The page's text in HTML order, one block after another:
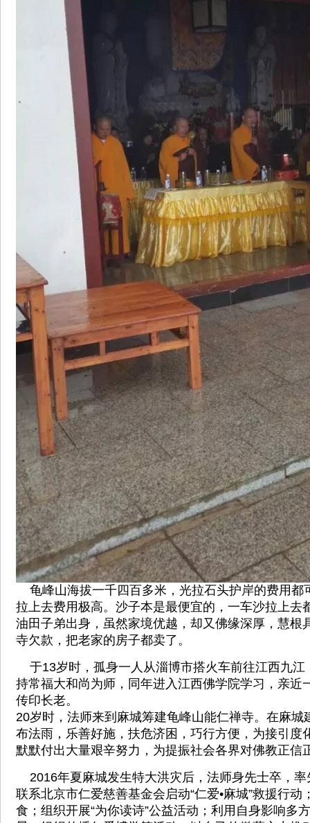
龟峰山海拔一千四百多米，光拉石头护岸的费用都
拉上去费用极高。沙子本是最便宜的，一车沙拉上去
油田子弟出身，虽然家境优越，却又佛缘深厚，慧根
寺欠款，把老家的房子都卖了。
于13岁时，孤身一人从淄博市搭火车前往江西九江
持常福大和尚为师，同年进入江西佛学院学习，亲近
传印长老。
20岁时，法师来到麻城筹建龟峰山能仁禅寺。在麻城
布法雨，乐善好施，扶危济困，巧行方便，为接引度
默默付出大量艰辛努力，为提振社会各界对佛教正信
2016年夏麻城发生特大洪灾后，法师身先士卒，率
联系北京市仁爱慈善基金会启动“仁爱•麻城”救援行动
食；组织开展“为你读诗”公益活动；利用自身影响多